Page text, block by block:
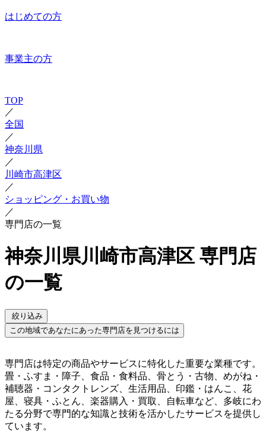
はじめての方
事業主の方
TOP
／
全国
／
神奈川県
／
川崎市高津区
／
ショッピング・お買い物
／
専門店の一覧
神奈川県川崎市高津区 専門店
の一覧
絞り込み
この地域であなたにあった専門店を見つけるには
専門店は特定の商品やサービスに特化した重要な業種です。
畳・ふすま・障子、食品・食料品、骨とう・古物、めがね・
補聴器・コンタクトレンズ、生活用品、印鑑・はんこ、花
屋、寝具・ふとん、楽器購入・買取、自転車など、多岐にわ
たる分野で専門的な知識と技術を活かしたサービスを提供し
ています。